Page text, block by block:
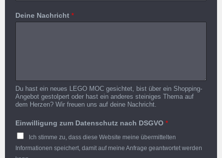
Deine Nachricht *
Du hast ein neues LEGO MOC gesichtet, bist über ein Shopping-
Angebot gestolpert oder hast ein anderes steiniges Thema auf
dem Herzen? Wir freuen uns auf deine Nachricht.
Einwilligung zum Datenschutz nach DSGVO *
Ich stimme zu, dass diese Website meine übermittelten
Informationen speichert, damit auf meine Anfrage geantwortet werden